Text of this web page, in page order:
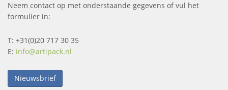
Neem contact op met onderstaande gegevens of vul het
formulier in:
T: +31(0)20 717 30 35
E: info@artipack.nl
Nieuwsbrief